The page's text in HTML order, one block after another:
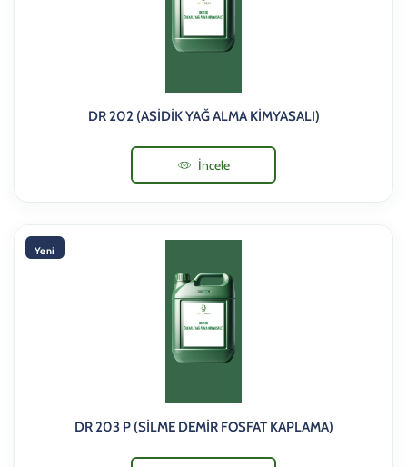
DR 202 (ASİDİK YAĞ ALMA KİMYASALI)
İncele
Yeni
DR 203 P (SİLME DEMİR FOSFAT KAPLAMA)